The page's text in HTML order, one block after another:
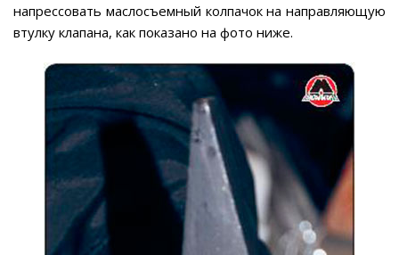
напрессовать маслосъемный колпачок на направляющую
втулку клапана, как показано на фото ниже.